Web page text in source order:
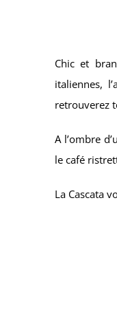
Chic et
italiennes,
retrouverez
A l’ombre
le café
La Cascata